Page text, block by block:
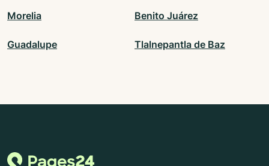
Morelia Benito Juárez
Guadalupe Tlalnepantla de Baz